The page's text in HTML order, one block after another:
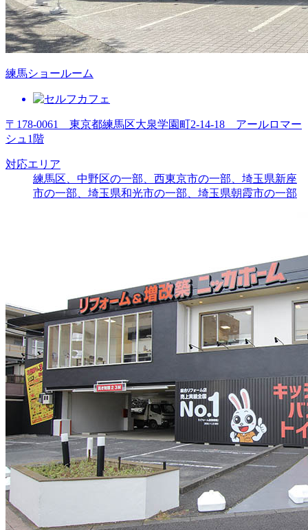
練馬ショールーム
〒178-0061 東京都練馬区大泉学園町2-14-18 アールロマー
シュ1階
対応エリア
練馬区、中野区の一部、西東京市の一部、埼玉県新座
市の一部、埼玉県和光市の一部、埼玉県朝霞市の一部